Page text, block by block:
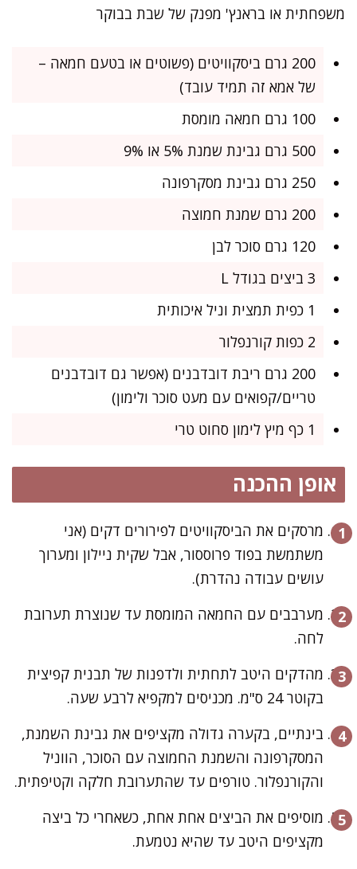
משפחתית או בראנץ' מפנק של שבת בבוקר
200 גרם ביסקוויטים (פשוטים או בטעם חמאה –
של אמא זה תמיד עובד)
100 גרם חמאה מומסת
500 גרם גבינת שמנת 5% או 9%
250 גרם גבינת מסקרפונה
200 גרם שמנת חמוצה
120 גרם סוכר לבן
3 ביצים בגודל L
1 כפית תמצית וניל איכותית
2 כפות קורנפלור
200 גרם ריבת דובדבנים (אפשר גם דובדבנים
טריים/קפואים עם מעט סוכר ולימון)
1 כף מיץ לימון סחוט טרי
אופן ההכנה
מרסקים את הביסקוויטים לפירורים דקים (אני
משתמשת בפוד פרוססור, אבל שקית ניילון ומערוך
עושים עבודה נהדרת).
מערבבים עם החמאה המומסת עד שנוצרת תערובת
לחה.
מהדקים היטב לתחתית ולדפנות של תבנית קפיצית
בקוטר 24 ס"מ. מכניסים למקפיא לרבע שעה.
בינתיים, בקערה גדולה מקציפים את גבינת השמנת,
המסקרפונה והשמנת החמוצה עם הסוכר, הווניל
והקורנפלור. טורפים עד שהתערובת חלקה וקטיפתית.
מוסיפים את הביצים אחת אחת, כשאחרי כל ביצה
מקציפים היטב עד שהיא נטמעת.